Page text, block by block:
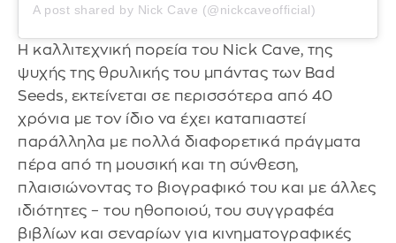
A post shared by Nick Cave (@nickcaveofficial)
H καλλιτεχνική πορεία του Nick Cave, της
ψυχής της θρυλικής του μπάντας των Bad
Seeds, εκτείνεται σε περισσότερα από 40
χρόνια με τον ίδιο να έχει καταπιαστεί
παράλληλα με πολλά διαφορετικά πράγματα
πέρα από τη μουσική και τη σύνθεση,
πλαισιώνοντας το βιογραφικό του και με άλλες
ιδιότητες – του ηθοποιού, του συγγραφέα
βιβλίων και σεναρίων για κινηματογραφικές